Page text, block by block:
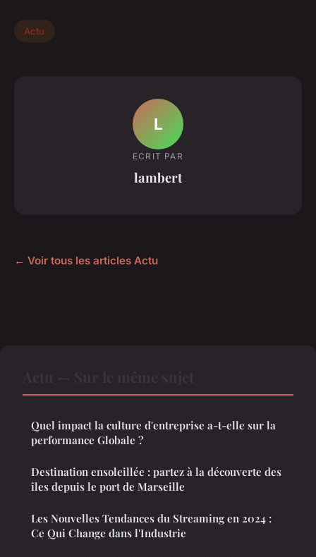
Actu
L
ECRIT PAR
lambert
← Voir tous les articles Actu
Quel impact la culture d'entreprise a-t-elle sur la
performance Globale ?
Destination ensoleillée : partez à la découverte des
îles depuis le port de Marseille
Les Nouvelles Tendances du Streaming en 2024 :
Ce Qui Change dans l'Industrie